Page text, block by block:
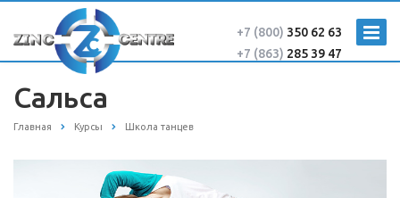
+7 (800) 350 62 63
+7 (863) 285 39 47
Сальса
Главная Курсы Школа танцев